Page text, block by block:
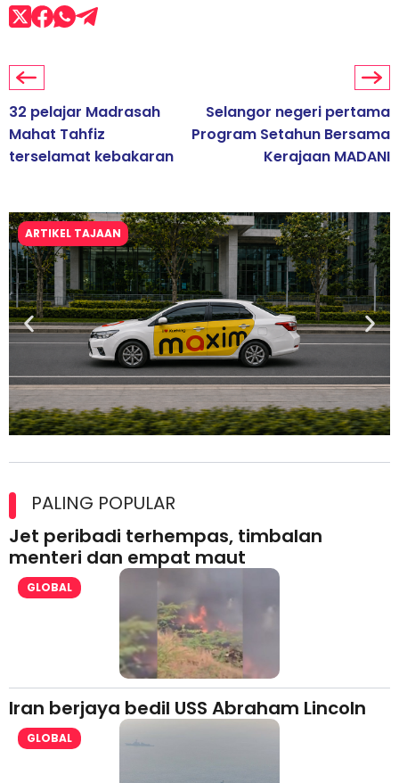
32 pelajar Madrasah
Mahat Tahfiz
terselamat kebakaran
Selangor negeri pertama
Program Setahun Bersama
Kerajaan MADANI
ARTIKEL TAJAAN
lesen separuh pertama 2026
PALING POPULAR
Jet peribadi terhempas, timbalan
menteri dan empat maut
GLOBAL
Iran berjaya bedil USS Abraham Lincoln
GLOBAL